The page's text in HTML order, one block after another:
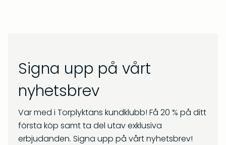
Salvia & Viol – Tvål &
bodywash 500 ml
Barrskog – Doftljus 150 g
Kontakt
Om oss
Frågor & svar
Signa upp på vårt
nyhetsbrev
Var med i Torplyktans kundklubb! Få 20 % på ditt
första köp samt ta del utav exklusiva
erbjudanden. Signa upp på vårt nyhetsbrev!